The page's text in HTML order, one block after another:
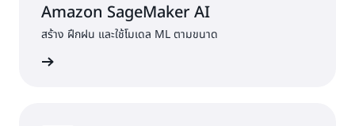
Amazon SageMaker AI
สร้าง ฝึกฝน และใช้โมเดล ML ตามขนาด